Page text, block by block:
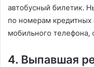
автобусный билетик.
по номерам кредитных
мобильного телефона,
4. Выпавшая